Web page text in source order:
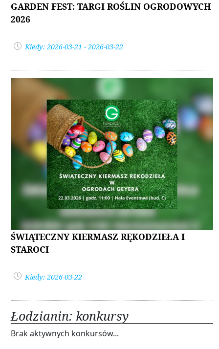
GARDEN FEST: TARGI ROŚLIN OGRODOWYCH
2026
Kiedy: 2026-03-21 - 2026-03-22
ŚWIĄTECZNY KIERMASZ RĘKODZIEŁA I
STAROCI
Kiedy: 2026-03-22
Łodzianin: konkursy
Brak aktywnych konkursów...